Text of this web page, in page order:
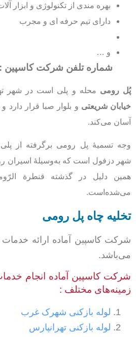
بهره مندی از تکنولوژی و ابزار
دارای تیم حرفه ای و مجرب
و …
شماره تلفن شرکت کاسپین :
پُل رومی محله و پلی است در شهر
خیابان شریعتی و بلوار صبا قرار دارد
آسان می‌کند.
وجه تسمیهٔ پل رومی برگرفته از
شهر دزفول است که به‌وسیلهٔ اسیران
همین دلیل در گذشته قنطرة
می‌شده‌است.
تخلیه چاه پل رومی
شرکت کاسپین آماده ارائه
می‌باشد.
شرکت کاسپین آماده انجام
زمینه‌های مختلف :
لوله بازکنی شهرک غرب
لوله بازکنی تهرانپارس